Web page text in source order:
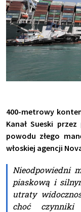
400-metrowy
Kanał Sueski
powodu złego
włoskiej agencji
Nieodpowiedni
piaskową i
utraty
choć